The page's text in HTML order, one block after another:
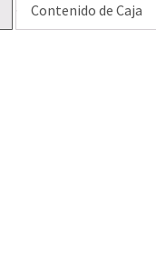
Contenido de Caja